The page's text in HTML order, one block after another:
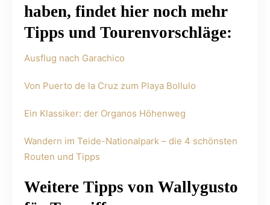
haben, findet hier noch mehr
Tipps und Tourenvorschläge:
Ausflug nach Garachico
Von Puerto de la Cruz zum Playa Bollulo
Ein Klassiker: der Organos Höhenweg
Wandern im Teide-Nationalpark – die 4 schönsten
Routen und Tipps
Weitere Tipps von Wallygusto